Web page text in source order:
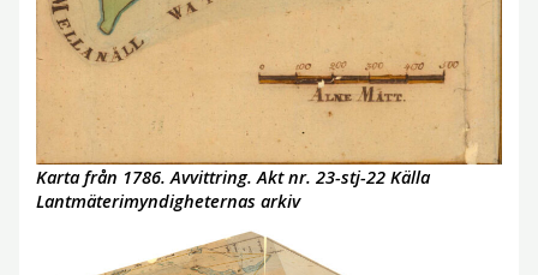
Karta från 1786. Avvittring. Akt nr. 23-stj-22 Källa
Lantmäterimyndigheternas arkiv